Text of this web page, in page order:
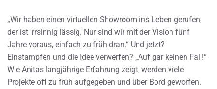
„Wir haben einen virtuellen Showroom ins Leben gerufen,
der ist irrsinnig lässig. Nur sind wir mit der Vision fünf
Jahre voraus, einfach zu früh dran.“ Und jetzt?
Einstampfen und die Idee verwerfen? „Auf gar keinen Fall!“
Wie Anitas langjährige Erfahrung zeigt, werden viele
Projekte oft zu früh aufgegeben und über Bord geworfen.